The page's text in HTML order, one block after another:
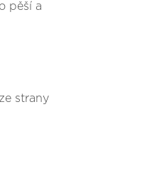
pěší a
strany